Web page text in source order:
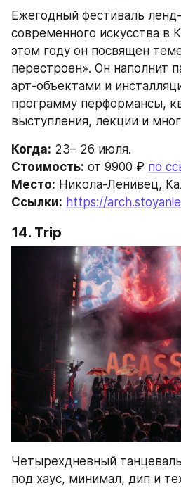
Ежегодный фестиваль
современного искусства в
этом году он посвящен
перестроен». Он наполнит
арт-объектами и
программу перформансы,
выступления, лекции и
Когда: 23– 26 июля.
Стоимость: от 9900 ₽ по
Место: Никола-Ленивец,
Ссылки: https://
14. Trip
Четырехдневный
под хаус, минимал, дип и